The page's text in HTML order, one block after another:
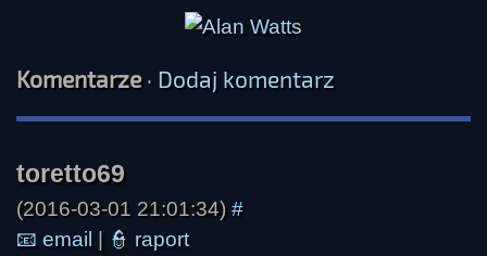
Komentarze· Dodaj komentarz
(2016-03-01 21:01:34) #
📧 email 👮 raport